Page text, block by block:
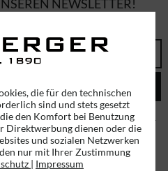
NEWSLETTER!
zur Kenntnis genommen.
die für den technischen
sind und stets gesetzt
den Komfort bei Benutzung
Direktwerbung dienen oder die
und sozialen Netzwerken
nur mit Ihrer Zustimmung
| Impressum